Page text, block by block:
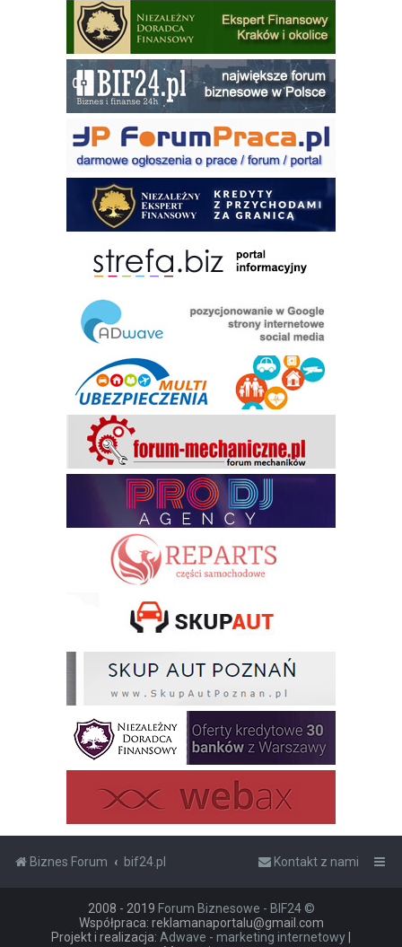
Biznes Forum bif24.pl Kontakt z nami
2008 - 2019 Forum Biznesowe - BIF24 ©
Współpraca: reklamanaportalu@gmail.com
Projekt i realizacja: Adwave - marketing internetowy